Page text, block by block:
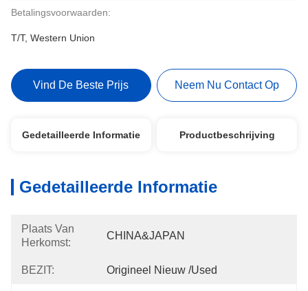
Betalingsvoorwaarden:
T/T, Western Union
Vind De Beste Prijs Neem Nu Contact Op
Gedetailleerde Informatie Productbeschrijving
Gedetailleerde Informatie
Plaats Van
Herkomst:
CHINA&JAPAN
BEZIT: Origineel Nieuw /used